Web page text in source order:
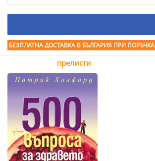
БЕЗПЛАТНА ДОСТАВКА В БЪЛГАРИЯ ПРИ ПОРЪЧКА
прелисти